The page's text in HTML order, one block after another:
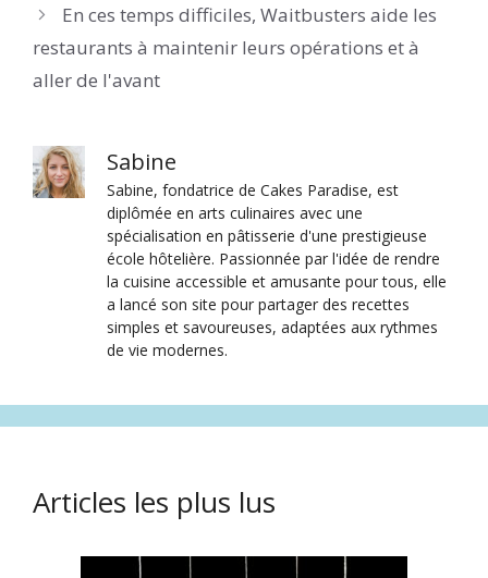
En ces temps difficiles, Waitbusters aide les
restaurants à maintenir leurs opérations et à
aller de l'avant
Sabine
Sabine, fondatrice de Cakes Paradise, est
diplômée en arts culinaires avec une
spécialisation en pâtisserie d'une prestigieuse
école hôtelière. Passionnée par l'idée de rendre
la cuisine accessible et amusante pour tous, elle
a lancé son site pour partager des recettes
simples et savoureuses, adaptées aux rythmes
de vie modernes.
Articles les plus lus